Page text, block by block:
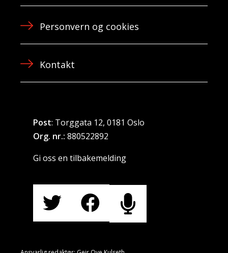
Personvern og cookies
Kontakt
Post: Torggata 12, 0181 Oslo
Org. nr.: 880522892
Gi oss en tilbakemelding